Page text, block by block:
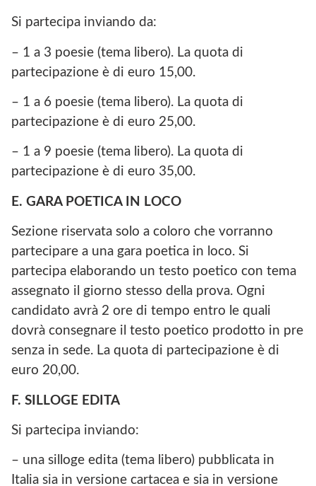
Si partecipa inviando da:
– 1 a 3 poesie (tema libero). La quota di
partecipazione è di euro 15,00.
– 1 a 6 poesie (tema libero). La quota di
partecipazione è di euro 25,00.
– 1 a 9 poesie (tema libero). La quota di
partecipazione è di euro 35,00.
E. GARA POETICA IN LOCO
Sezione riservata solo a coloro che vorranno
partecipare a una gara poetica in loco. Si
partecipa elaborando un testo poetico con tema
assegnato il giorno stesso della prova. Ogni
candidato avrà 2 ore di tempo entro le quali
dovrà consegnare il testo poetico prodotto in pre
senza in sede. La quota di partecipazione è di
euro 20,00.
F. SILLOGE EDITA
Si partecipa inviando:
– una silloge edita (tema libero) pubblicata in
Italia sia in versione cartacea e sia in versione